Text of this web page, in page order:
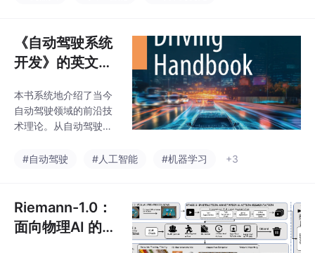
ld Action Models for Ef
ficient Dynamics-Awar
e Robot Policies”。视
As）利用大规模的视觉-
语言预训练来实现语义
机器人控制，但通常
《自动驾驶系统
开发》的英文版
riving Handboo
k”由Springer和
版
本书系统地介绍了当今
自动驾驶领域的前沿技
术理论。从自动驾驶的
讨了软件和硬件平台、
安全、集成与验证、伦
理与法律等方面的内
容，并介绍了自动泊车
#自动驾驶 #人工智能 #机器学习 +3
Riemann-1.0：
面向物理AI 的具